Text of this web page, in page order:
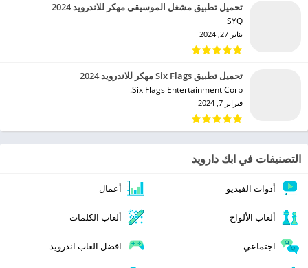
تحميل تطبيق مشغل الموسيقى مهكر للاندرويد 2024
SYQ‏
يناير 27, 2024
تحميل تطبيق Six Flags مهكر للاندرويد 2024
Six Flags Entertainment Corp.‏
فبراير 7, 2024
التصنيفات في ابك دارويد
أدوات الفيديو أعمال
ألعاب الألواح ألعاب الكلمات
اجتماعي افضل العاب اندرويد